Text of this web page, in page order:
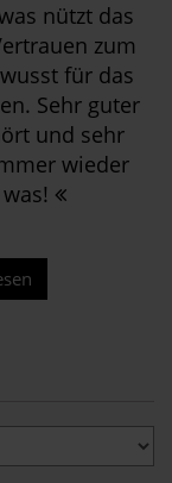
nützt das
zum
für das
Sehr guter
und sehr
wieder